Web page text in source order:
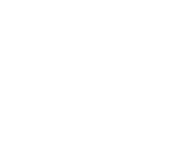
risco de desvalorização. Resultado:
lending a economia real. Desafio
Stephano Cordo (Bankco
stable coin há 3 semanas).
sistema financeiro. Objetivo:
Marcos Viato (Parfin), Eduardo
sem restringir competência
Oportunidade: regulação clara que